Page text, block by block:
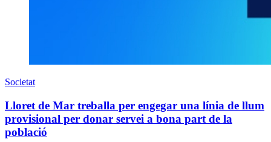
Societat
Lloret de Mar treballa per engegar una línia de llum
provisional per donar servei a bona part de la
població